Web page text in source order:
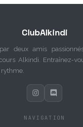
ClubAlkindi
deux amis
Alkindi. Entraînez-
rythme.
NAVIGATION